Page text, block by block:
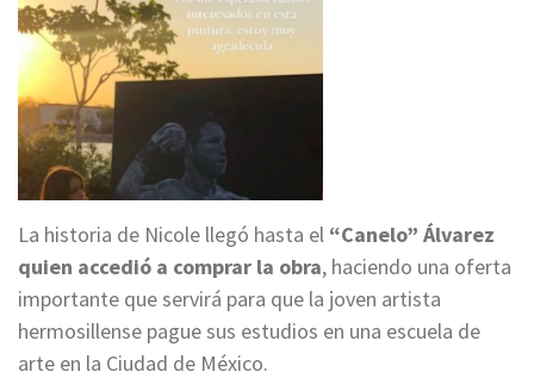
La historia de Nicole llegó hasta el “Canelo” Álvarez
quien accedió a comprar la obra, haciendo una oferta
importante que servirá para que la joven artista
hermosillense pague sus estudios en una escuela de
arte en la Ciudad de México.